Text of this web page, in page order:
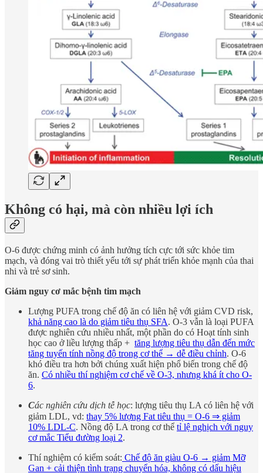
Không có hại, mà còn nhiều lợi ích
O-6 được chứng minh có ảnh hưởng tích cực tới sức khỏe tim
mạch, và đóng vai trò thiết yếu tới sự phát triển khỏe mạnh của thai
nhi và trẻ sơ sinh.
Giảm nguy cơ mắc bệnh tim mạch
Lượng PUFA trong chế độ ăn có liên hệ với giảm CVD risk,
khả năng cao là do giảm tiêu thụ SFA. O-3 vẫn là loại PUFA
được nghiên cứu nhiều nhất, một phần do có Hoạt tính sinh
học cao ở liều lượng thấp + tăng lượng tiêu thụ dẫn đến mức
tăng tuyến tính nồng độ trong cơ thể → dễ điều chỉnh. O-6
khó điều tra hơn bởi chúng xuất hiện phổ biến trong chế độ
ăn. Có nhiều thí nghiệm cơ chế về O-3, nhưng khá ít cho O-
6.
Các nghiên cứu dịch tễ học: lượng tiêu thụ LA có liên hệ với
giảm LDL, vd: thay 5% lượng Fat tiêu thụ = O-6 ⇒ giảm
10% LDL-C. Nồng độ LA trong cơ thể tỉ lệ nghịch với nguy
cơ mắc Tiểu đường loại 2.
Thí nghiệm có kiểm soát: Chế độ ăn giàu O-6 → giảm Mỡ
Gan + cải thiện tình trạng chuyển hóa, không có dấu hiệu